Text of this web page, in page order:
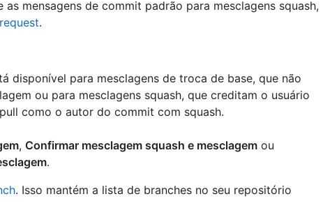
mensagens de commit padrão para mesclagens squash,
.
disponível para mesclagens de troca de base, que não
ou para mesclagens squash, que creditam o usuário
como o autor do commit com squash.
, Confirmar mesclagem squash e mesclagem ou
.
. Isso mantém a lista de branches no seu repositório